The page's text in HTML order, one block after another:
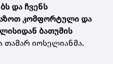
და ჩვენს
კომფორტული და
ბათუმის
თამარ იოსელიანმა.